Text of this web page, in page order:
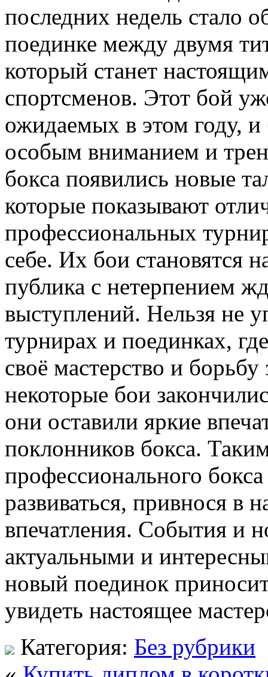
последних недель стало
поединке между двумя
который станет
спортсменов. Этот бой
ожидаемых в этом году, и
особым вниманием и
бокса появились новые
которые показывают
профессиональных
себе. Их бои становятся
публика с нетерпением
выступлений. Нельзя не
турнирах и поединках,
своё мастерство и
некоторые бои
они оставили яркие
поклонников бокса.
профессионального
развиваться, привнося
впечатления. События и
актуальными и
новый поединок
увидеть настоящее
Категория: Без рубрики